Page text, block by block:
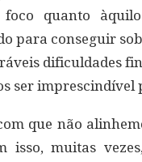
foco quanto
para conseguir
dificuldades
ser imprescindível
que não
isso, muitas